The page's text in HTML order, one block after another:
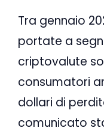
Tra gennaio
portate a
criptovalute
consumatori
dollari di
comunicato